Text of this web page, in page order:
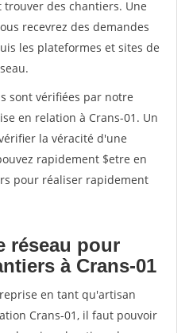
des chantiers. Une
recevrez des demandes
les plateformes et sites de
sont vérifiées par notre
en relation à Crans-01. Un
la véracité d'une
rapidement $etre en
pour réaliser rapidement
réseau pour
à Crans-01
en tant qu'artisan
Crans-01, il faut pouvoir